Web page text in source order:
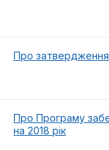
Про затвердження
Про Програму
на 2018 рік